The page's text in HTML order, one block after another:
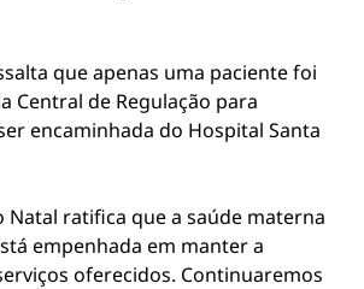
que apenas uma paciente foi
Central de Regulação para
encaminhada do Hospital Santa
Natal ratifica que a saúde materna
empenhada em manter a
oferecidos. Continuaremos